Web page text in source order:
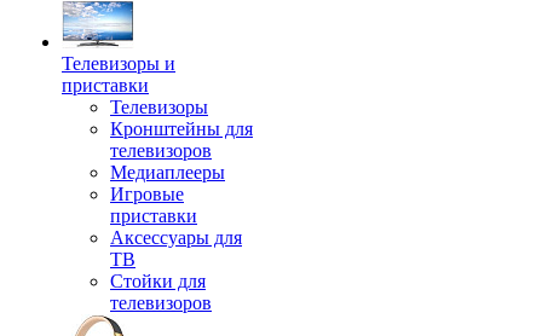
Телевизоры и
приставки
Телевизоры
Кронштейны для
телевизоров
Медиаплееры
Игровые
приставки
Аксессуары для
ТВ
Стойки для
телевизоров